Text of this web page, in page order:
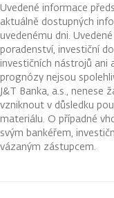
Uvedené informace
aktuálně dostupných
uvedenému dni.
poradenství, investiční
investičních nástrojů ani
prognózy nejsou
J&T Banka, a.s.,
vzniknout v důsledku
materiálu. O případné
svým bankéřem,
vázaným zástupcem.